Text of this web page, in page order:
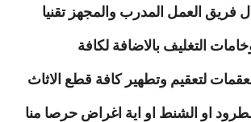
فريق العمل المدرب والمجهز تقنيا
التغليف بالاضافة لكافة
لتعقيم وتطهير كافة قطع الاثاث
او الشنط او اية اغراض حرصا منا